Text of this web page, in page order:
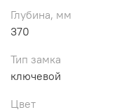
Глубина, мм
370
Тип замка
ключевой
Цвет